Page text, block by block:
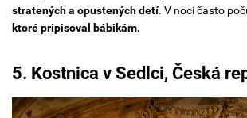
stratených a opustených detí. V noci často
ktoré pripisoval bábikám.
5. Kostnica v Sedlci, Česká